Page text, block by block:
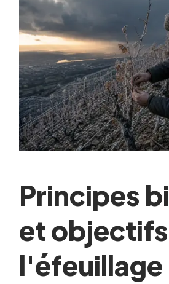
Principes
et
l'éfeuillage